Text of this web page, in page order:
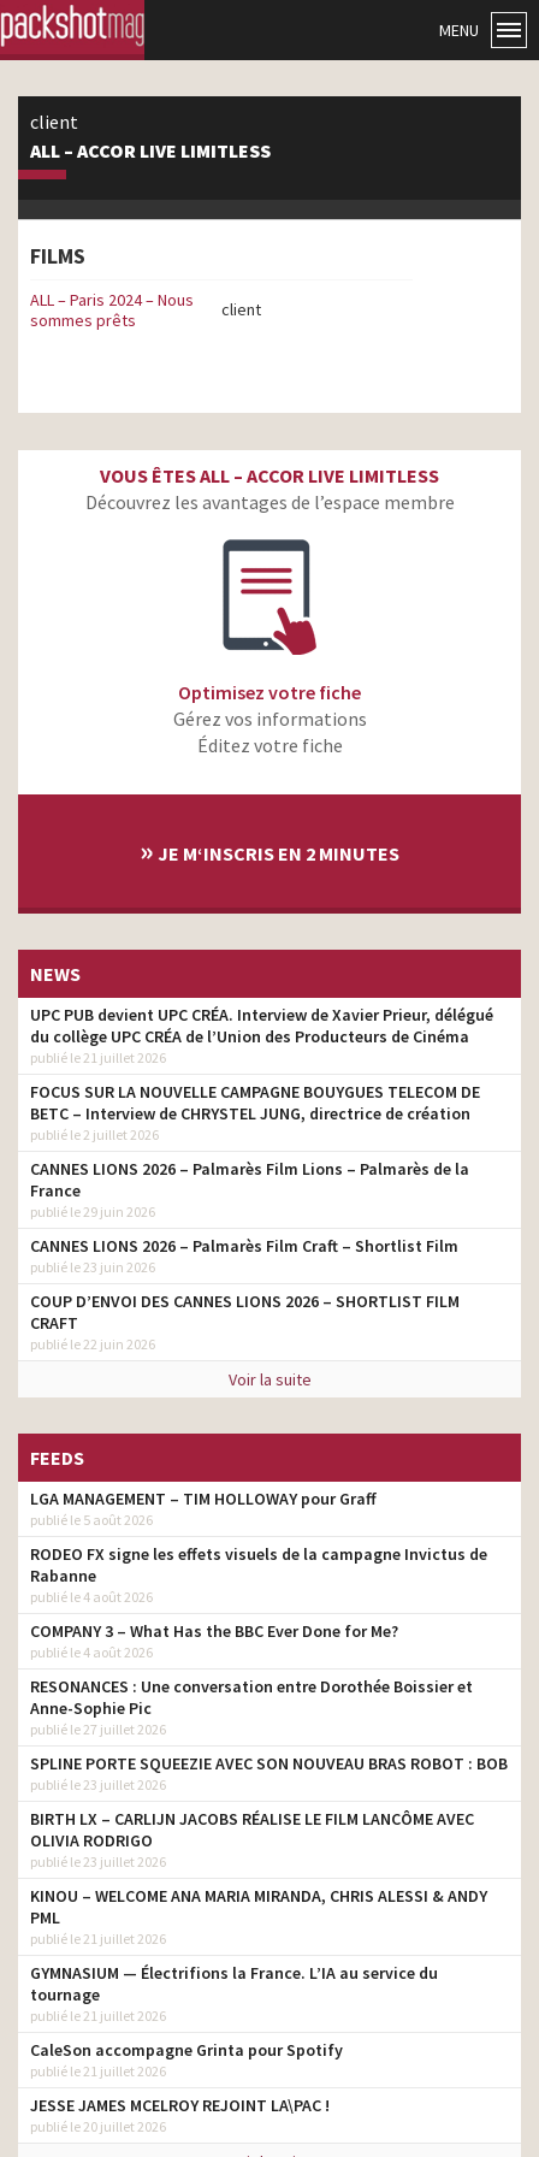
MENU
client
ALL – ACCOR LIVE LIMITLESS
FILMS
ALL – Paris 2024 – Nous
sommes prêts
client
VOUS ÊTES ALL – ACCOR LIVE LIMITLESS
Découvrez les avantages de l’espace membre
Optimisez votre fiche
Gérez vos informations
Éditez votre fiche
» JE M‘INSCRIS EN 2 MINUTES
NEWS
UPC PUB devient UPC CRÉA. Interview de Xavier Prieur, délégué
du collège UPC CRÉA de l’Union des Producteurs de Cinéma
publié le 21 juillet 2026
FOCUS SUR LA NOUVELLE CAMPAGNE BOUYGUES TELECOM DE
BETC – Interview de CHRYSTEL JUNG, directrice de création
publié le 2 juillet 2026
CANNES LIONS 2026 – Palmarès Film Lions – Palmarès de la
France
publié le 29 juin 2026
CANNES LIONS 2026 – Palmarès Film Craft – Shortlist Film
publié le 23 juin 2026
COUP D’ENVOI DES CANNES LIONS 2026 – SHORTLIST FILM
CRAFT
publié le 22 juin 2026
Voir la suite
FEEDS
LGA MANAGEMENT – TIM HOLLOWAY pour Graff
publié le 5 août 2026
RODEO FX signe les effets visuels de la campagne Invictus de
Rabanne
publié le 4 août 2026
COMPANY 3 – What Has the BBC Ever Done for Me?
publié le 4 août 2026
RESONANCES : Une conversation entre Dorothée Boissier et
Anne-Sophie Pic
publié le 27 juillet 2026
SPLINE PORTE SQUEEZIE AVEC SON NOUVEAU BRAS ROBOT : BOB
publié le 23 juillet 2026
BIRTH LX – CARLIJN JACOBS RÉALISE LE FILM LANCÔME AVEC
OLIVIA RODRIGO
publié le 23 juillet 2026
KINOU – WELCOME ANA MARIA MIRANDA, CHRIS ALESSI & ANDY
PML
publié le 21 juillet 2026
GYMNASIUM — Électrifions la France. L’IA au service du
tournage
publié le 21 juillet 2026
CaleSon accompagne Grinta pour Spotify
publié le 21 juillet 2026
JESSE JAMES MCELROY REJOINT LA\PAC !
publié le 20 juillet 2026